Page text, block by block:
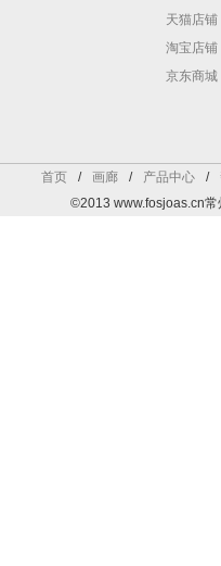
天猫店铺
淘宝店铺
京东商城
首页 / 画廊 / 产品中心 /
©2013 www.fosjoas.cn